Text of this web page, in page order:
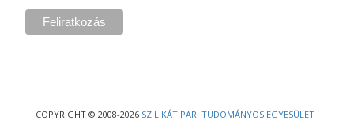
COPYRIGHT © 2008-2026 SZILIKÁTIPARI TUDOMÁNYOS EGYESÜLET·